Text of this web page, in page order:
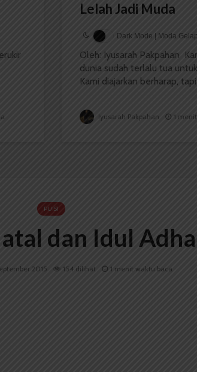
Lelah Jadi Muda
Dark Mode | Moda Gelap
Oleh: Iyusarah Pakpahan
dunia sudah terlalu tua
Kami diajarkan berharap,
Iyusarah Pakpahan 1
PUISI
dan Idul Adha
2015 154 dilihat 1 menit waktu baca